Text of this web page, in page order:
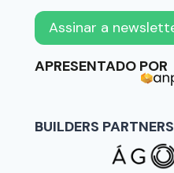
APRESENTADO POR
BUILDERS PARTNERS